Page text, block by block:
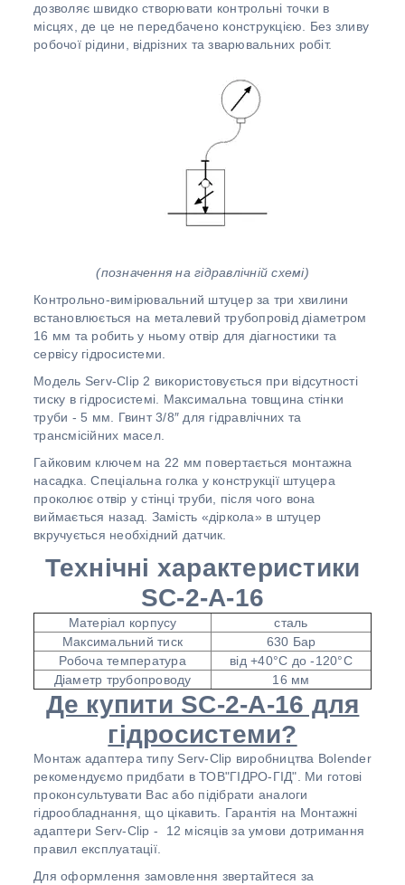
дозволяє швидко створювати контрольні точки в
місцях, де це не передбачено конструкцією. Без зливу
робочої рідини, відрізних та зварювальних робіт.
(позначення на гідравлічній схемі)
Контрольно-вимірювальний штуцер за три хвилини
встановлюється на металевий трубопровід діаметром
16 мм та робить у ньому отвір для діагностики та
сервісу гідросистеми.
Модель Serv-Clip 2 використовується при відсутності
тиску в гідросистемі. Максимальна товщина стінки
труби - 5 мм. Гвинт 3/8″ для гідравлічних та
трансмісійних масел.
Гайковим ключем на 22 мм повертається монтажна
насадка. Спеціальна голка у конструкції штуцера
проколює отвір у стінці труби, після чого вона
виймається назад. Замість «діркола» в штуцер
вкручується необхідний датчик.
Технічні характеристики
SC-2-A-16
Матеріал корпусу
сталь
Максимальний тиск
630 Бар
Робоча температура
від +40°С до -120°С
Діаметр трубопроводу
16 мм
Де купити SC-2-A-16 для
гідросистеми?
Монтаж адаптера типу Serv-Clip виробництва Bolender
рекомендуємо придбати в ТОВ"ГІДРО-ГІД". Ми готові
проконсультувати Вас або підібрати аналоги
гідрообладнання, що цікавить. Гарантія на Монтажні
адаптери Serv-Clip - 12 місяців за умови дотримання
правил експлуатації.
Для оформлення замовлення звертайтеся за